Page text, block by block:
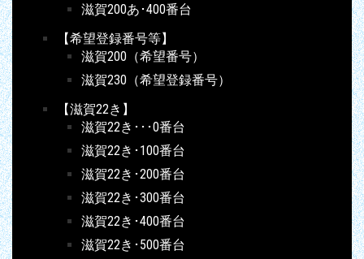
滋賀200あ･400番台
【希望登録番号等】
滋賀200（希望番号）
滋賀230（希望登録番号）
【滋賀22き】
滋賀22き･･･0番台
滋賀22き･100番台
滋賀22き･200番台
滋賀22き･300番台
滋賀22き･400番台
滋賀22き･500番台